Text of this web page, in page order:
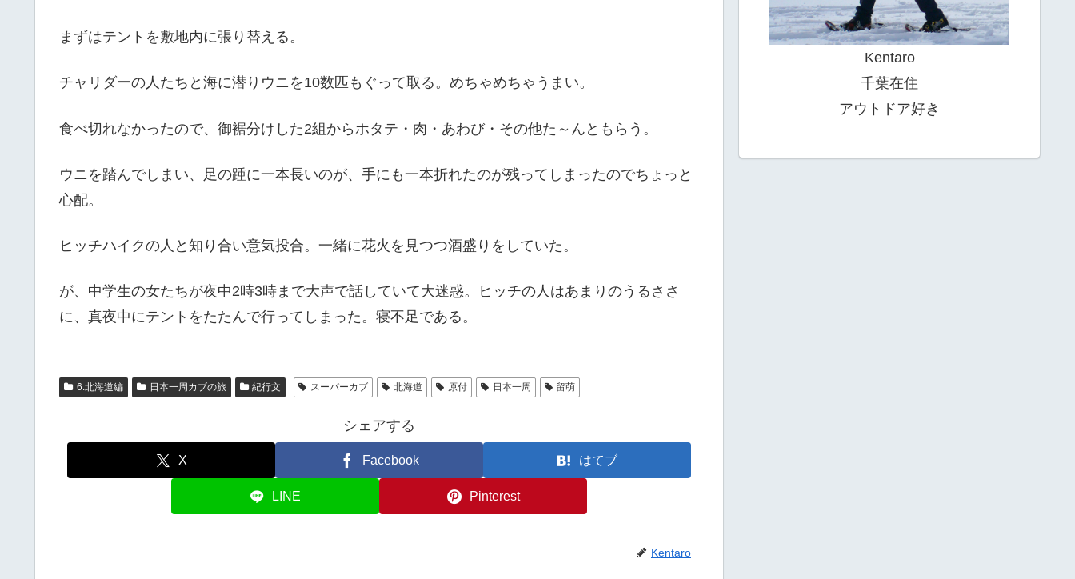
まずはテントを敷地内に張り替える。
チャリダーの人たちと海に潜りウニを10数匹もぐって取る。めちゃめちゃうまい。
食べ切れなかったので、御裾分けした2組からホタテ・肉・あわび・その他た～んともらう。
ウニを踏んでしまい、足の踵に一本長いのが、手にも一本折れたのが残ってしまったのでちょっと
心配。
ヒッチハイクの人と知り合い意気投合。一緒に花火を見つつ酒盛りをしていた。
が、中学生の女たちが夜中2時3時まで大声で話していて大迷惑。ヒッチの人はあまりのうるささ
に、真夜中にテントをたたんで行ってしまった。寝不足である。
6.北海道編 日本一周カブの旅 紀行文 スーパーカブ 北海道 原付 日本一周 留萌
シェアする
X Facebook はてブ
LINE Pinterest
Kentaro
Kentaro
千葉在住
アウトドア好き